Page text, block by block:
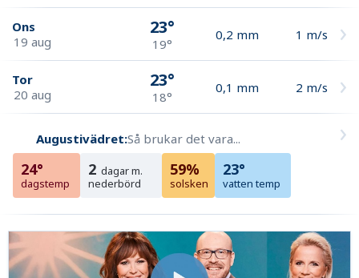
Ons
19 aug
23°
19°
0,2 mm 1 m/s
Tor
20 aug
23°
18°
0,1 mm 2 m/s
Augustivädret:Så brukar det vara...
24°
dagstemp
2 dagar m.
nederbörd
59%
solsken
23°
vatten temp